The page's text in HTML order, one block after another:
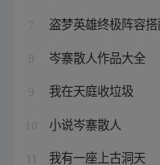
7 盗梦英雄终极阵容
8 岑寨散人作品大全
9 我在天庭收垃圾
10 小说岑寨散人
我有一座上古洞天